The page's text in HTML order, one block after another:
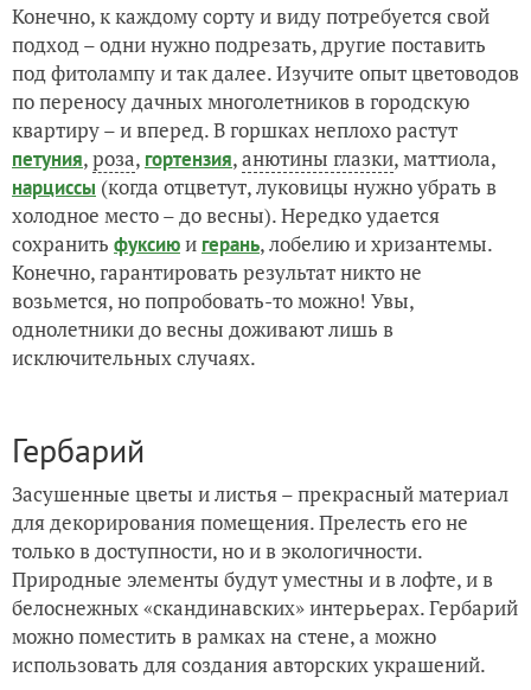
Конечно, к каждому сорту и виду потребуется свой
подход – одни нужно подрезать, другие поставить
под фитолампу и так далее. Изучите опыт цветоводов
по переносу дачных многолетников в городскую
квартиру – и вперед. В горшках неплохо растут
петуния,роза, гортензия,анютины глазки, маттиола,
нарциссы (когда отцветут, луковицы нужно убрать в
холодное место – до весны). Нередко удается
сохранить фуксиюи герань, лобелию и хризантемы.
Конечно, гарантировать результат никто не
возьмется, но попробовать-то можно! Увы,
однолетники до весны доживают лишь в
исключительных случаях.
Гербарий
Засушенные цветы и листья – прекрасный материал
для декорирования помещения. Прелесть его не
только в доступности, но и в экологичности.
Природные элементы будут уместны и в лофте, и в
белоснежных «скандинавских» интерьерах. Гербарий
можно поместить в рамках на стене, а можно
использовать для создания авторских украшений.